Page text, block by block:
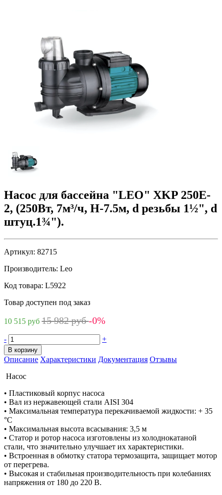
Насос для бассейна "LEO" XKP 250E-
2, (250Вт, 7м³/ч, Н-7.5м, d резьбы 1½", d
штуц.1¾").
Артикул: 82715
Производитель: Leo
Код товара: L5922
Товар доступен под заказ
10 515 руб 15 982 руб-0%
- +
В корзину
Описание Характеристики Документация Отзывы
Насос
• Пластиковый корпус насоса
• Вал из нержавеющей стали AISI 304
• Максимальная температура перекачиваемой жидкости: + 35
°С
• Максимальная высота всасывания: 3,5 м
• Статор и ротор насоса изготовлены из холоднокатаной
стали, что значительно улучшает их характеристики.
• Встроенная в обмотку статора термозащита, защищает мотор
от перегрева.
• Высокая и стабильная производительность при колебаниях
напряжения от 180 до 220 В.